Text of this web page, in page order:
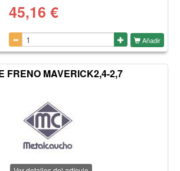
45,16 €
Añadir
FRENO MAVERICK2,4-2,7